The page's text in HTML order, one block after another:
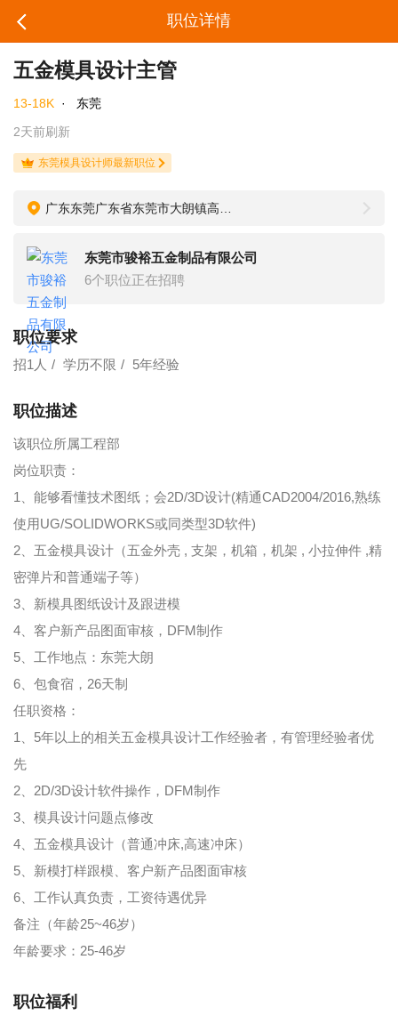
职位详情
五金模具设计主管
13-18K ·
东莞
2天前刷新
东莞模具设计师最新职位
东莞市骏裕五金制品有限公司
6个职位正在招聘
职位要求
招1人 学历不限 5年经验
职位描述
该职位所属工程部
岗位职责：
1、能够看懂技术图纸；会2D/3D设计(精通CAD2004/2016,熟练
使用UG/SOLIDWORKS或同类型3D软件)
2、五金模具设计（五金外壳 , 支架，机箱，机架 , 小拉伸件 ,精
密弹片和普通端子等）
3、新模具图纸设计及跟进模
4、客户新产品图面审核，DFM制作
5、工作地点：东莞大朗
6、包食宿，26天制
任职资格：
1、5年以上的相关五金模具设计工作经验者，有管理经验者优
先
2、2D/3D设计软件操作，DFM制作
3、模具设计问题点修改
4、五金模具设计（普通冲床,高速冲床）
5、新模打样跟模、客户新产品图面审核
6、工作认真负责，工资待遇优异
备注（年龄25~46岁）
年龄要求：25-46岁
职位福利